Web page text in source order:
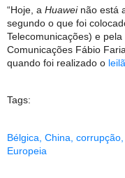
“Hoje, a Huaweinão está
segundo o que foi
Telecomunicações) e
Comunicações Fábio
quando foi realizado o
Tags:
Bélgica China corrupção
Europeia